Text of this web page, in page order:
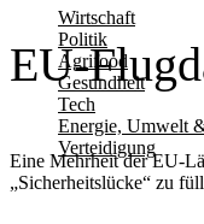
Wirtschaft
Politik
Agrifood
Gesundheit
Tech
Energie, Umwelt
Verteidigung
EU-
Eine Mehrheit der EU-
„Sicherheitslücke“ zu